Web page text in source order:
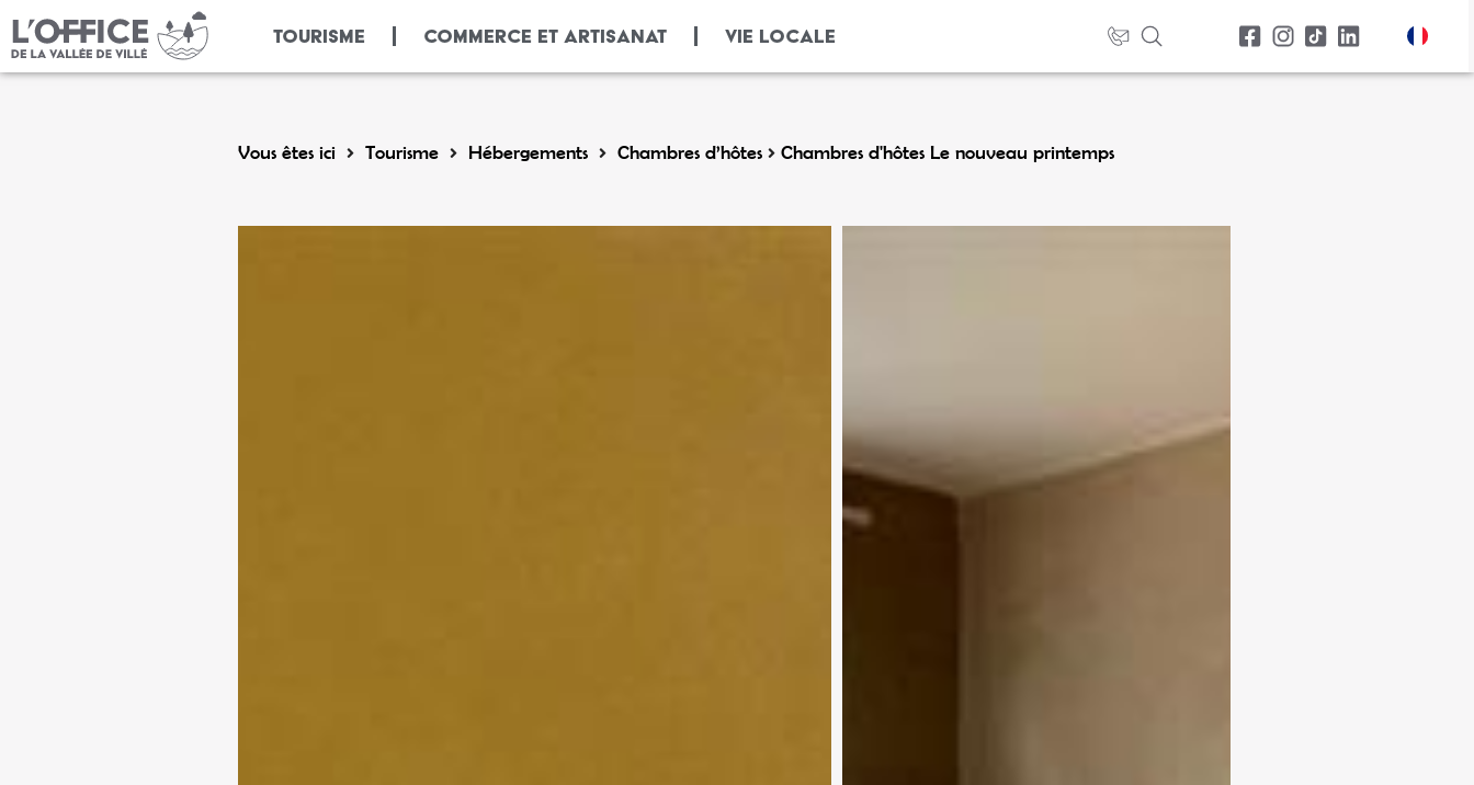
TOURISME COMMERCE ET ARTISANAT VIE LOCALE
Vous êtes ici Tourisme Hébergements Chambres d’hôtes Chambres d'hôtes Le nouveau printemps
Panneau de gestion des cookies